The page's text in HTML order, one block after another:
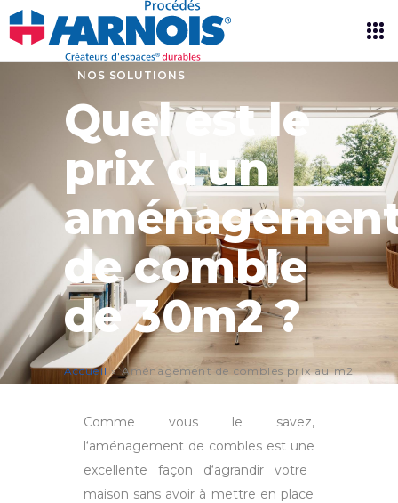
NOS SOLUTIONS
Quel est le
prix d'un
de comble
de 30m2 ?
Accueil »Aménagement de combles prix au m2
Comme vous le savez,
l‘aménagement de combles est une
excellente façon d‘agrandir votre
maison sans avoir à mettre en place